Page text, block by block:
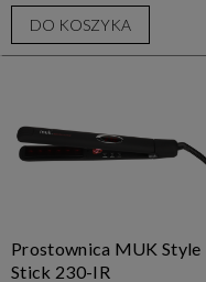
DO KOSZYKA
Prostownica MUK Style
Stick 230-IR